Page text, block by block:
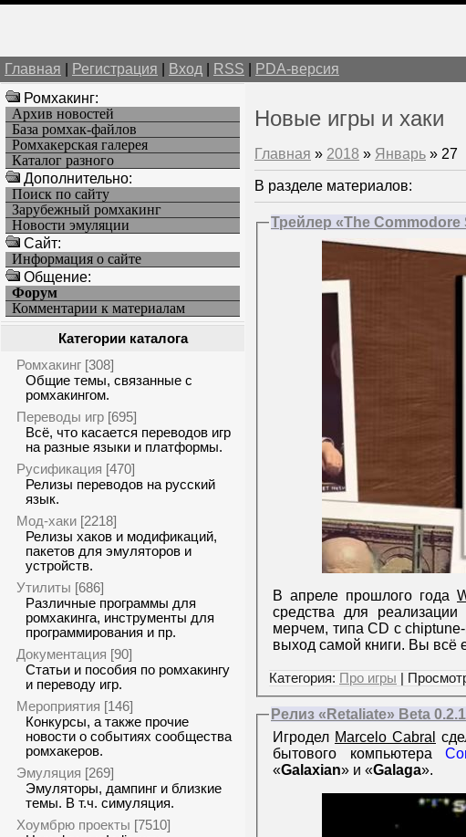
Главная Регистрация Вход RSS PDA-версия
Ромхакинг:
Архив новостей
База ромхак-файлов
Ромхакерская галерея
Каталог разного
Дополнительно:
Поиск по сайту
Зарубежный ромхакинг
Новости эмуляции
Cайт:
Информация о сайте
Общение:
Форум
Комментарии к материалам
Категории каталога
Ромхакинг [308]
Общие темы, связанные с
ромхакингом.
Переводы игр [695]
Всё, что касается переводов игр
на разные языки и платформы.
Русификация [470]
Релизы переводов на русский
язык.
Мод-хаки [2218]
Релизы хаков и модификаций,
пакетов для эмуляторов и
устройств.
Утилиты [686]
Различные программы для
ромхакинга, инструменты для
программирования и пр.
Документация [90]
Статьи и пособия по ромхакингу
и переводу игр.
Мероприятия [146]
Конкурсы, а также прочие
новости о событиях сообщества
ромхакеров.
Эмуляция [269]
Эмуляторы, дампинг и близкие
темы. В т.ч. симуляция.
Хоумбрю проекты [7510]
Новые игры и хаки
Главная » 2018 » Январь » 27
В разделе материалов:
Трейлер «The Commodore
В апреле прошлого года
средства для
мерчем, типа CD c
выход самой книги. Вы всё
Категория: Про игры |
Релиз «Retaliate» Beta
Игродел Marcelo Cabral
бытового компьютера
«Galaxian» и «Galaga».